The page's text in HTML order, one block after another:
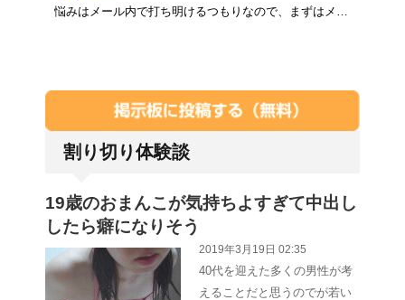
悩みはメール内で打ち明けるつもりなので、まずはメール下さい。
割り切り体験談
19歳のおまんこが気持ちよすぎて中出し
したら癖になりそう
2019年3月19日 02:35
40代を迎えた多くの男性が考
えることだと思うのでが若い